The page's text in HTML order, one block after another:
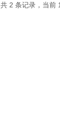
共 2 条记录，当